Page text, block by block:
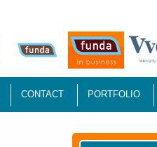
CONTACT PORTFOLIO